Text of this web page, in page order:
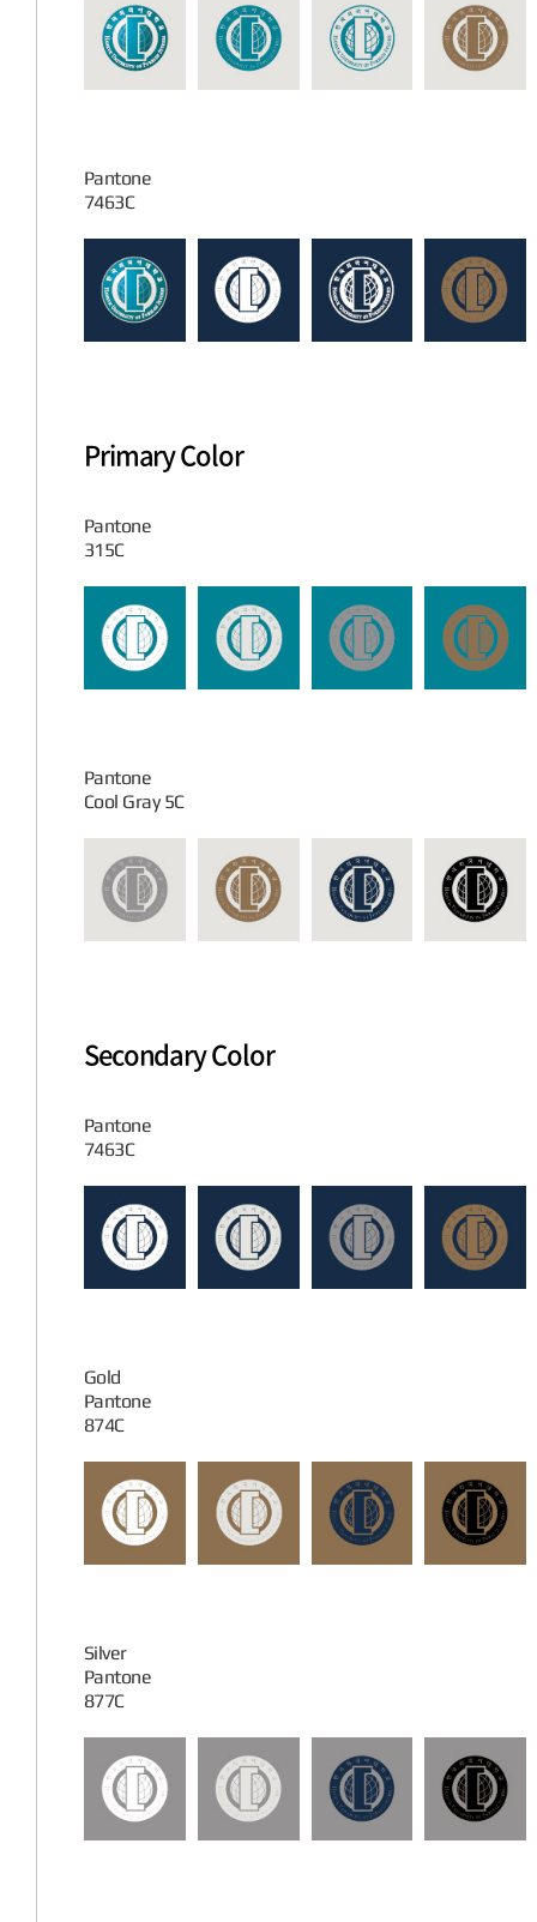
Pantone
7463C
Primary Color
Pantone
315C
Pantone
Cool Gray 5C
Secondary Color
Pantone
7463C
Gold
Pantone
874C
Silver
Pantone
877C